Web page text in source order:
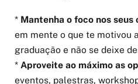
* Mantenha o foco nos seus
em mente o que te motivou
graduação e não se deixe
* Aproveite ao máximo as
eventos, palestras,